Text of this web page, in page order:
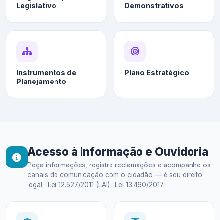
Legislativo
Demonstrativos
Instrumentos de
Planejamento
Plano Estratégico
Acesso à Informação e Ouvidoria
Peça informações, registre reclamações e acompanhe os
canais de comunicação com o cidadão — é seu direito
legal · Lei 12.527/2011 (LAI) · Lei 13.460/2017